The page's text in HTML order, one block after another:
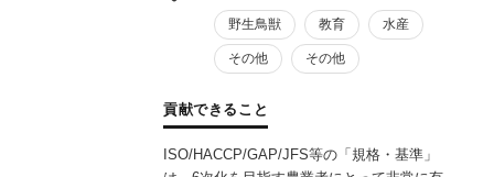
野生鳥獣 教育 水産
その他 その他
貢献できること
ISO/HACCP/GAP/JFS等の「規格・基準」